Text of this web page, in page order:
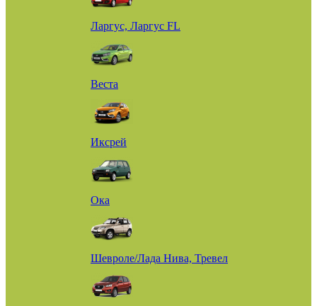
Ларгус, Ларгус FL
Веста
Иксрей
Ока
Шевроле/Лада Нива, Тревел